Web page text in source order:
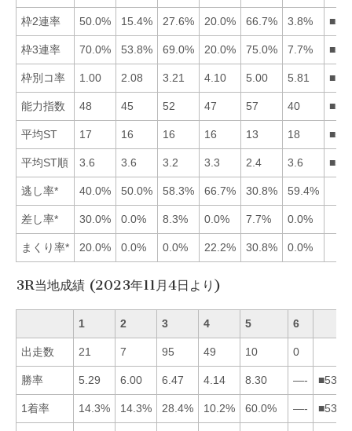
枠2連率 50.0% 15.4% 27.6% 20.0% 66.7% 3.8%
枠3連率 70.0% 53.8% 69.0% 20.0% 75.0% 7.7%
枠別コ率 1.00 2.08 3.21 4.10 5.00 5.81
能力指数 48 45 52 47 57 40
平均ST 17 16 16 16 13 18
平均ST順 3.6 3.6 3.2 3.3 2.4 3.6
逃し率* 40.0% 50.0% 58.3% 66.7% 30.8% 59.4%
差し率* 30.0% 0.0% 8.3% 0.0% 7.7% 0.0%
まくり率* 20.0% 0.0% 0.0% 22.2% 30.8% 0.0%
3R当地成績 (2023年11月4日より)
1 2 3 4 5 6
出走数 21 7 95 49 10 0
勝率 5.29 6.00 6.47 4.14 8.30 —-
1着率 14.3% 14.3% 28.4% 10.2% 60.0% —-